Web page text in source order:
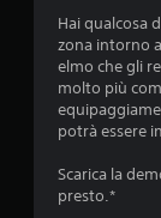
Hai qualcosa
zona intorno
elmo che gli
molto più
potrà essere
Scarica la
presto.*